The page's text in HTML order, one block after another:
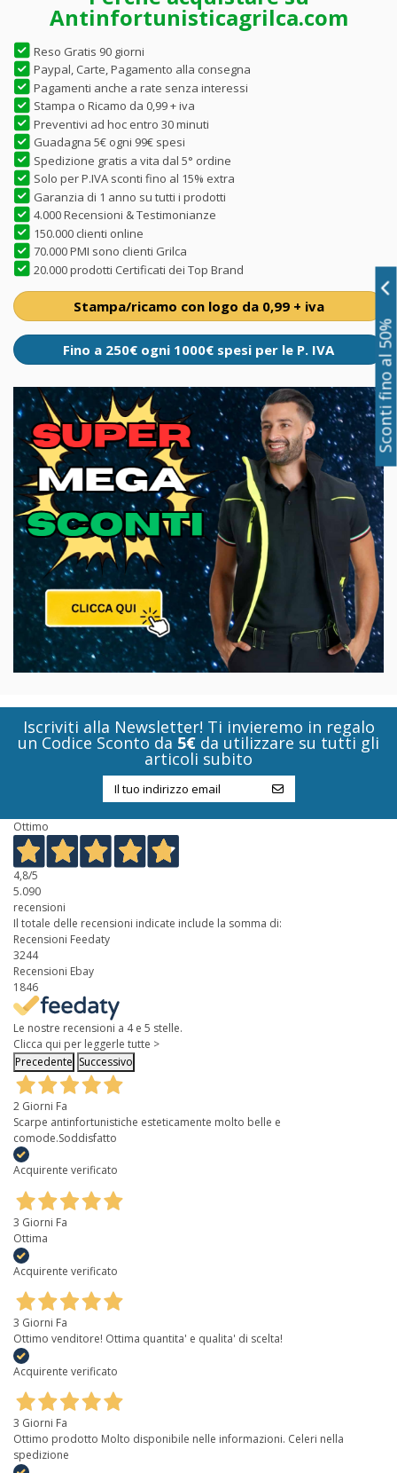
Antinfortunisticagrilca.com
Reso Gratis 90 giorni
Paypal, Carte, Pagamento alla consegna
Pagamenti anche a rate senza interessi
Stampa o Ricamo da 0,99 + iva
Preventivi ad hoc entro 30 minuti
Guadagna 5€ ogni 99€ spesi
Spedizione gratis a vita dal 5° ordine
Solo per P.IVA sconti fino al 15% extra
Garanzia di 1 anno su tutti i prodotti
4.000 Recensioni & Testimonianze
150.000 clienti online
70.000 PMI sono clienti Grilca
20.000 prodotti Certificati dei Top Brand
Stampa/ricamo con logo da 0,99 + iva
Fino a 250€ ogni 1000€ spesi per le P. IVA
Iscriviti alla Newsletter! Ti invieremo in regalo
un Codice Sconto da 5€ da utilizzare su tutti gli
articoli subito
Ottimo
4,8/5
5.090
recensioni
Il totale delle recensioni indicate include la somma di:
Recensioni Feedaty
3244
Recensioni Ebay
1846
Le nostre recensioni a 4 e 5 stelle.
Clicca qui per leggerle tutte >
Precedente Successivo
2 Giorni Fa
Scarpe antinfortunistiche esteticamente molto belle e
comode.Soddisfatto
Acquirente verificato
3 Giorni Fa
Ottima
Acquirente verificato
3 Giorni Fa
Ottimo venditore! Ottima quantita' e qualita' di scelta!
Acquirente verificato
3 Giorni Fa
Ottimo prodotto Molto disponibile nelle informazioni. Celeri nella
spedizione
Sconti fino al 50%